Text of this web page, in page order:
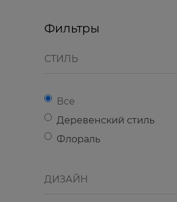
Фильтры
СТИЛЬ
Все
Деревенский стиль
Флораль
ДИЗАЙН